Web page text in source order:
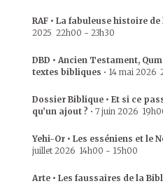
RAF • La fabuleuse histoire
2025 22h00 - 23h30
DBD • Ancien Testament,
textes bibliques • 14 mai 2026
Dossier Biblique • Et si ce
qu’un ajout ? • 7 juin 2026
Yehi-Or • Les esséniens et le
juillet 2026 14h00 - 15h00
Arte • Les faussaires de la